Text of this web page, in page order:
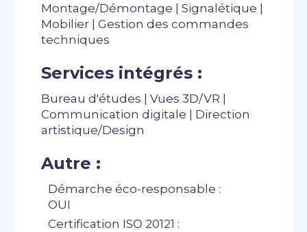
Montage/Démontage | Signalétique |
Mobilier | Gestion des commandes
techniques
Services intégrés :
Bureau d'études | Vues 3D/VR |
Communication digitale | Direction
artistique/Design
Autre :
Démarche éco-responsable :
OUI
Certification ISO 20121 :